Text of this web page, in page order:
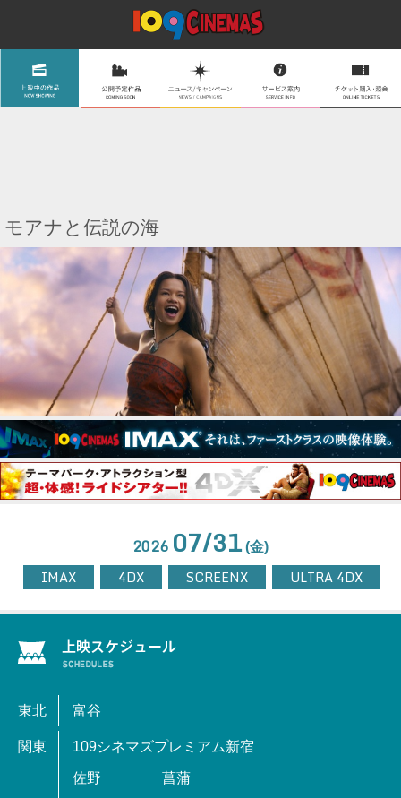
モアナと伝説の海
2026 07/31(金)
IMAX 4DX SCREENX ULTRA 4DX
東北 富谷
関東 109シネマズプレミアム新宿
佐野 菖蒲